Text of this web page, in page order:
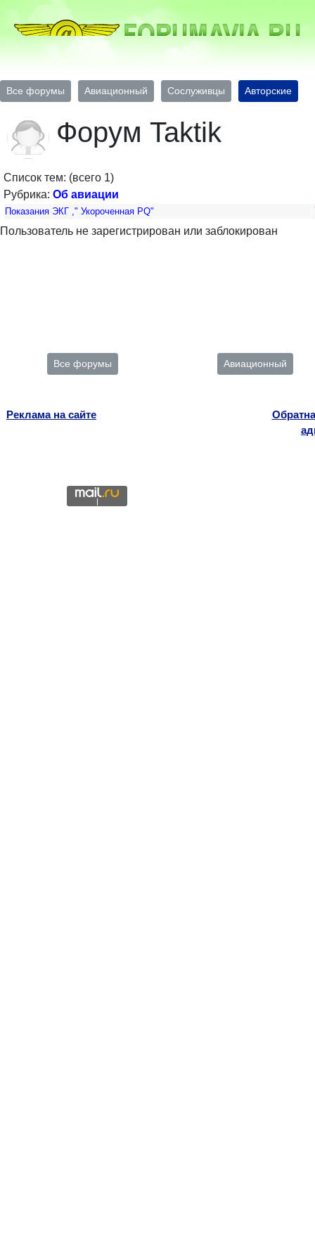
Все форумы Авиационный Сослуживцы Авторские
Форум Taktik
Список тем: (всего 1)
Рубрика: Об авиации
Показания ЭКГ ," Укороченная PQ"
Пользователь не зарегистрирован или заблокирован
Все форумы Авиационный
Реклама на сайте